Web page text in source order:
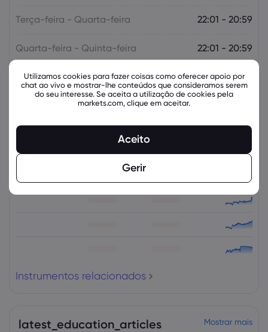
Terça-feira - Quarta-feira 22:01 - 20:59
Quarta-feira - Quinta-feira 22:01 - 20:59
Quinta-feira - Sexta-feira 22:01 - 20:59
Instrumentos relacionados
Ativo Venda Comprar Alteração (%):
Instrumentos relacionados
latest_education_articles Mostrar mais
Utilizamos cookies para fazer coisas como oferecer apoio por
chat ao vivo e mostrar-lhe conteúdos que consideramos serem
do seu interesse. Se aceita a utilização de cookies pela
markets.com, clique em aceitar.
Aceito
Gerir